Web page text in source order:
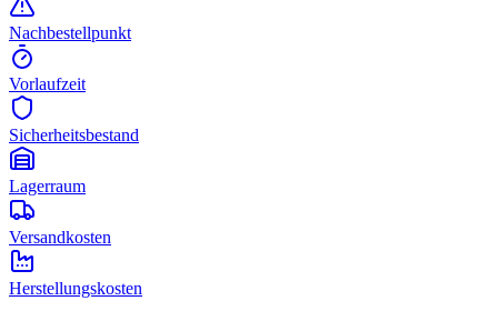
Nachbestellpunkt
Vorlaufzeit
Sicherheitsbestand
Lagerraum
Versandkosten
Herstellungskosten